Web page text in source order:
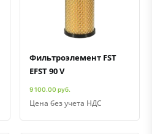
Быстрый просмотрДобавить к сравнению
Фильтроэлемент FST
EFST 90 V
9 100.00 руб.
Цена без учета НДС